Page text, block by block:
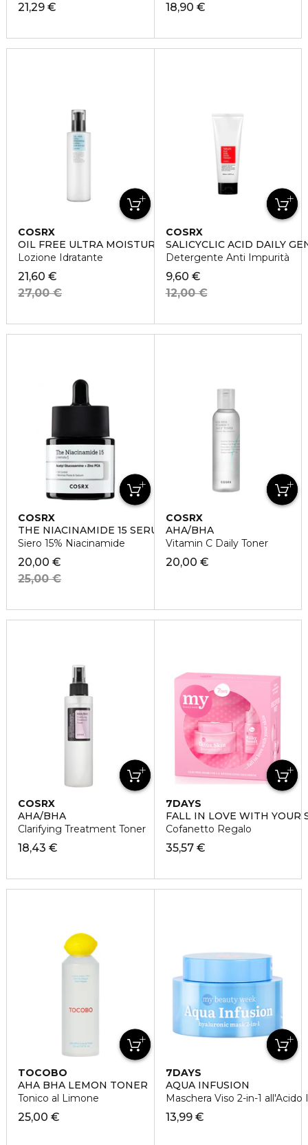
21,29 € 18,90 €
COSRX
OIL FREE ULTRA MOISTURIZING LOTION
Lozione Idratante
21,60 €
27,00 €
COSRX
SALICYCLIC ACID DAILY
Detergente Anti Impurità
9,60 €
12,00 €
COSRX
THE NIACINAMIDE 15 SERUM
Siero 15% Niacinamide
20,00 €
25,00 €
COSRX
AHA/BHA
Vitamin C Daily Toner
20,00 €
COSRX
AHA/BHA
Clarifying Treatment Toner
18,43 €
7DAYS
FALL IN LOVE WITH YOUR
Cofanetto Regalo
35,57 €
TOCOBO
AHA BHA LEMON TONER
Tonico al Limone
25,00 €
7DAYS
AQUA INFUSION
Maschera Viso 2-in-1 all'Acido
13,99 €